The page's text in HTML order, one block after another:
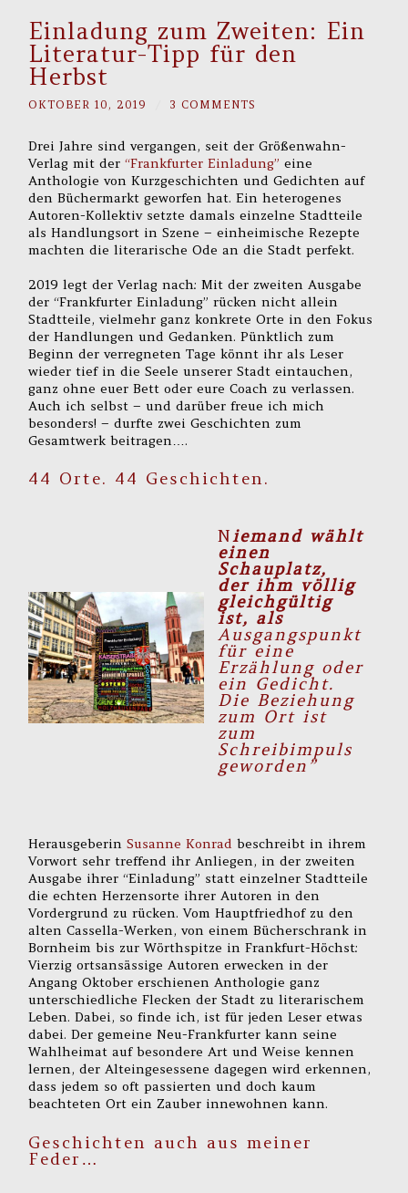
Einladung zum Zweiten: Ein
Literatur-Tipp für den
Herbst
OKTOBER 10, 2019 3 COMMENTS
Drei Jahre sind vergangen, seit der Größenwahn-
Verlag mit der“Frankfurter Einladung” eine
Anthologie von Kurzgeschichten und Gedichten auf
den Büchermarkt geworfen hat. Ein heterogenes
Autoren-Kollektiv setzte damals einzelne Stadtteile
als Handlungsort in Szene – einheimische Rezepte
machten die literarische Ode an die Stadt perfekt.
2019 legt der Verlag nach: Mit der zweiten Ausgabe
der “Frankfurter Einladung” rücken nicht allein
Stadtteile, vielmehr ganz konkrete Orte in den Fokus
der Handlungen und Gedanken. Pünktlich zum
Beginn der verregneten Tage könnt ihr als Leser
wieder tief in die Seele unserer Stadt eintauchen,
ganz ohne euer Bett oder eure Coach zu verlassen.
Auch ich selbst – und darüber freue ich mich
besonders! – durfte zwei Geschichten zum
Gesamtwerk beitragen….
44 Orte. 44 Geschichten.
Niemand wählt
einen
Schauplatz,
der ihm völlig
gleichgültig
ist, als
Ausgangspunkt
für eine
Erzählung oder
ein Gedicht.
Die Beziehung
zum Ort ist
zum
Schreibimpuls
geworden”
HerausgeberinSusanne Konrad beschreibt in ihrem
Vorwort sehr treffend ihr Anliegen, in der zweiten
Ausgabe ihrer “Einladung” statt einzelner Stadtteile
die echten Herzensorte ihrer Autoren in den
Vordergrund zu rücken. Vom Hauptfriedhof zu den
alten Cassella-Werken, von einem Bücherschrank in
Bornheim bis zur Wörthspitze in Frankfurt-Höchst:
Vierzig ortsansässige Autoren erwecken in der
Angang Oktober erschienen Anthologie ganz
unterschiedliche Flecken der Stadt zu literarischem
Leben. Dabei, so finde ich, ist für jeden Leser etwas
dabei. Der gemeine Neu-Frankfurter kann seine
Wahlheimat auf besondere Art und Weise kennen
lernen, der Alteingesessene dagegen wird erkennen,
dass jedem so oft passierten und doch kaum
beachteten Ort ein Zauber innewohnen kann.
Geschichten auch aus meiner
Feder…